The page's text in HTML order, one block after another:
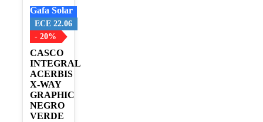
Gafa Solar
ECE 22.06
- 20%
CASCO
INTEGRAL
ACERBIS
X-WAY
GRAPHIC
NEGRO
VERDE
elegir
en
la
página
de
producto